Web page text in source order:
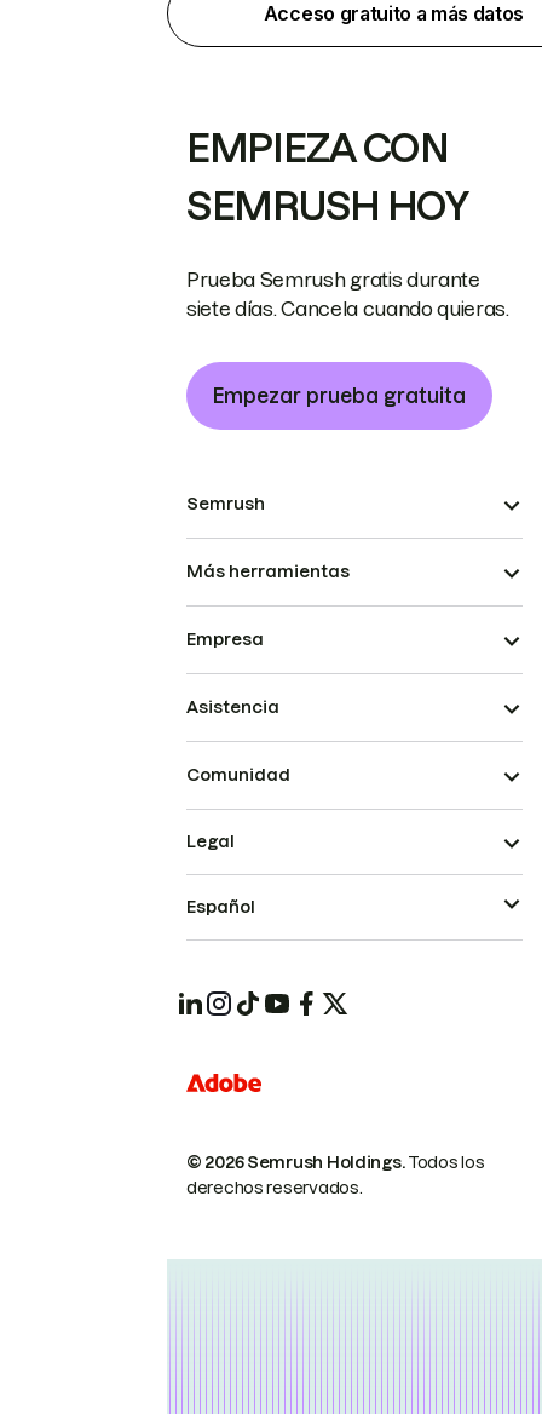
Acceso gratuito a más datos
EMPIEZA CON
SEMRUSH HOY
Prueba Semrush gratis durante
siete días. Cancela cuando quieras.
Empezar prueba gratuita
Semrush
Más herramientas
Empresa
Asistencia
Comunidad
© 2026 Semrush Holdings.Todos los
derechos reservados.
Legal
Español